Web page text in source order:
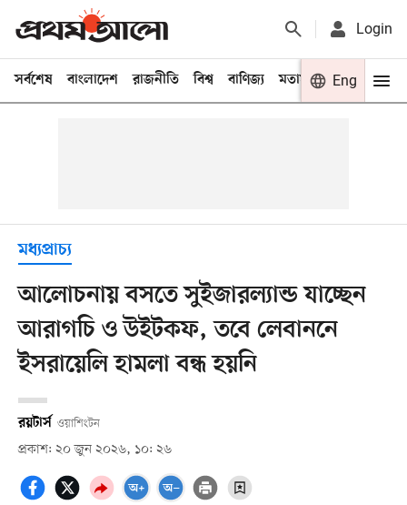
Login
সর্বশেষ বাংলাদেশ রাজনীতি বিশ্ব বাণিজ্য মতামত খেলা
Eng
মধ্যপ্রাচ্য
আলোচনায় বসতে সুইজারল্যান্ড যাচ্ছেন
আরাগচি ও উইটকফ, তবে লেবাননে
ইসরায়েলি হামলা বন্ধ হয়নি
রয়টার্স ওয়াশিংটন
প্রকাশ: ২০ জুন ২০২৬, ১০: ২৬